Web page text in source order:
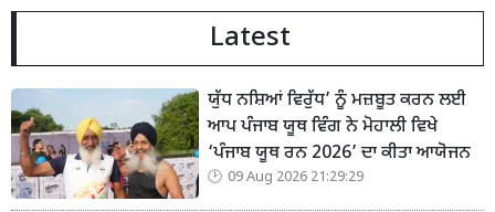
Latest
ਯੁੱਧ ਨਸ਼ਿਆਂ ਵਿਰੁੱਧ’ ਨੂੰ ਮਜ਼ਬੂਤ ਕਰਨ ਲਈ
ਆਪ ਪੰਜਾਬ ਯੂਥ ਵਿੰਗ ਨੇ ਮੋਹਾਲੀ ਵਿਖੇ
‘ਪੰਜਾਬ ਯੂਥ ਰਨ 2026’ ਦਾ ਕੀਤਾ ਆਯੋਜਨ
09 Aug 2026 21:29:29